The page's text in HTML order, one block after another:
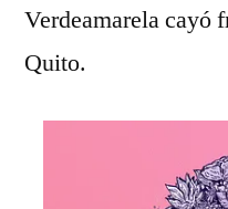
Verdeamarela cayó
Quito.